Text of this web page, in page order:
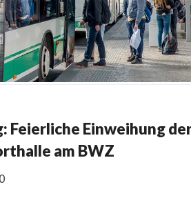
Feierliche Einweihung
am BWZ